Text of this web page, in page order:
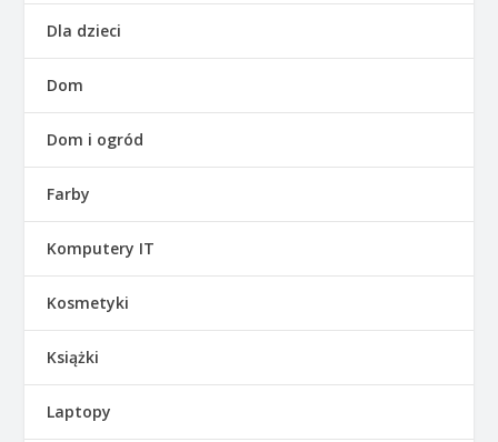
Dla dzieci
Dom
Dom i ogród
Farby
Komputery IT
Kosmetyki
Książki
Laptopy